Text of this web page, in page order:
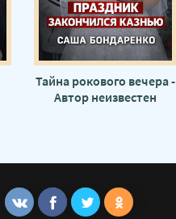
Тайна рокового вечера -
Автор неизвестен